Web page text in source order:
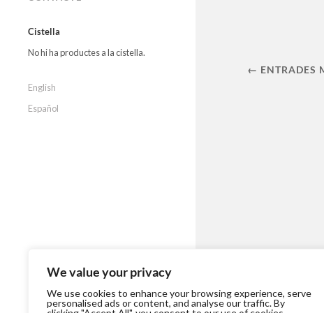
We value your privacy
We use cookies to enhance your browsing experience, serve
personalised ads or content, and analyse our traffic. By
Cistella
No hi ha productes a la cistella.
English
Español
← ENTRADES